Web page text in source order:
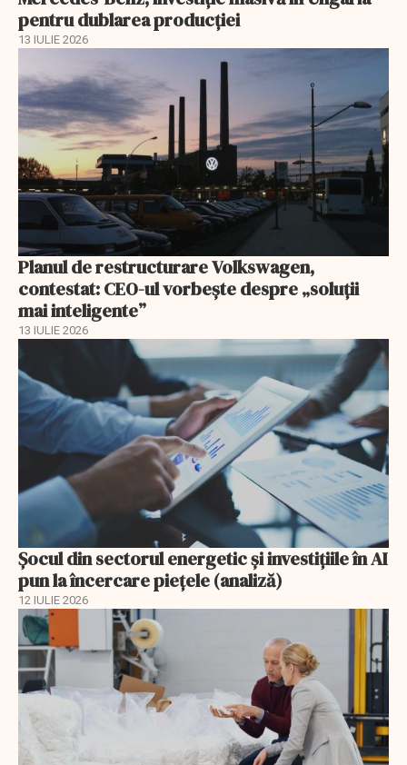
pentru dublarea producției
13 IULIE 2026
Planul de restructurare Volkswagen,
contestat: CEO-ul vorbește despre „soluții
mai inteligente”
13 IULIE 2026
Șocul din sectorul energetic și investițiile în AI
pun la încercare piețele (analiză)
12 IULIE 2026
EXCLUSIV